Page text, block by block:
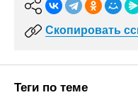
Скопировать
Теги по теме